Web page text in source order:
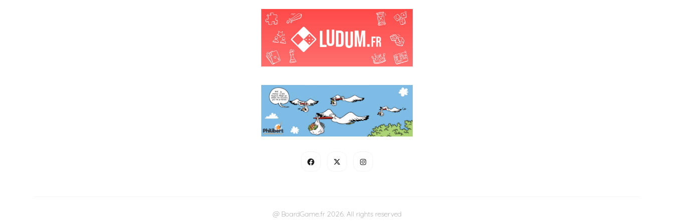
@ BoardGame.fr 2026. All rights reserved